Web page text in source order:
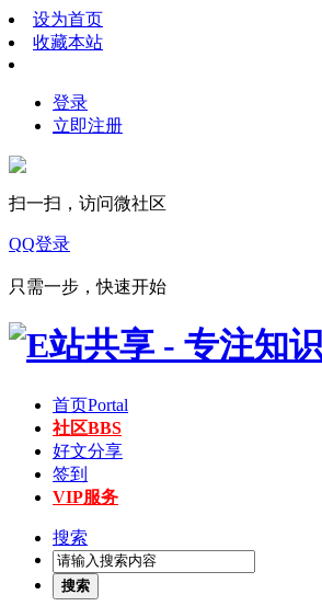
设为首页
收藏本站
登录
立即注册
扫一扫，访问微社区
QQ登录
只需一步，快速开始
首页Portal
社区BBS
好文分享
签到
VIP服务
搜索
搜索